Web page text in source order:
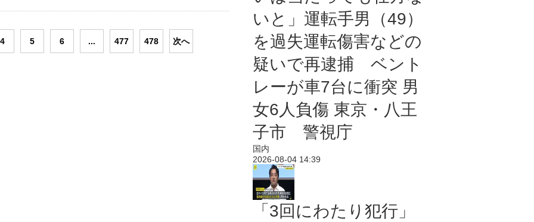
4 5 6 ... 477 478 次へ
いと」運転手男（49）
を過失運転傷害などの
疑いで再逮捕 ベント
レーが車7台に衝突 男
女6人負傷 東京・八王
子市 警視庁
国内
2026-08-04 14:39
「3回にわたり犯行」